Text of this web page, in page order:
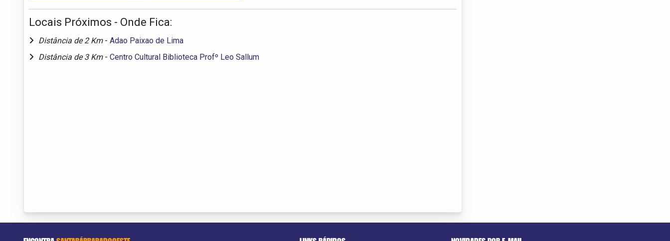
Locais Próximos - Onde Fica:
Distância de 2 Km - Adao Paixao de Lima
Distância de 3 Km - Centro Cultural Biblioteca Profº Leo Sallum